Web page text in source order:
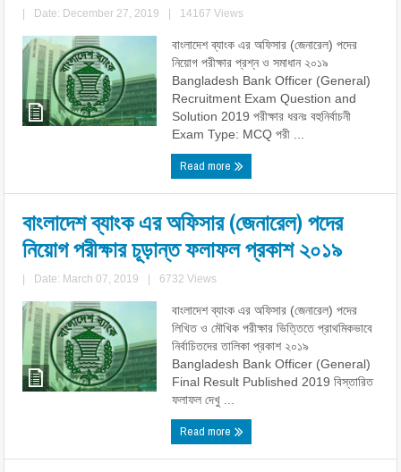
Date: December 27, 2019 14167 Views
বাংলাদেশ ব্যাংক এর অফিসার (জেনারেল) পদের
নিয়োগ পরীক্ষার প্রশ্ন ও সমাধান ২০১৯
Bangladesh Bank Officer (General)
Recruitment Exam Question and
Solution 2019 পরীক্ষার ধরনঃ বহুনির্বাচনী
Exam Type: MCQ পরী ...
Read more
বাংলাদেশ ব্যাংক এর অফিসার (জেনারেল) পদের
নিয়োগ পরীক্ষার চূড়ান্ত ফলাফল প্রকাশ ২০১৯
Date: March 07, 2019 6732 Views
বাংলাদেশ ব্যাংক এর অফিসার (জেনারেল) পদের
লিখিত ও মৌখিক পরীক্ষার ভিত্তিতে প্রাথমিকভাবে
নির্বাচিতদের তালিকা প্রকাশ ২০১৯
Bangladesh Bank Officer (General)
Final Result Published 2019 বিস্তারিত
ফলাফল দেখু ...
Read more